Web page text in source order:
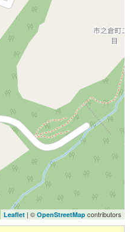
Leaflet | © OpenStreetMap contributors